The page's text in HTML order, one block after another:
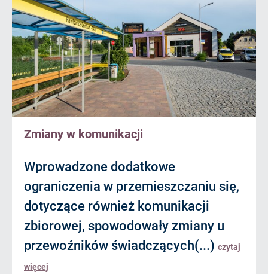
Zmiany w komunikacji
Wprowadzone dodatkowe
ograniczenia w przemieszczaniu się,
dotyczące również komunikacji
zbiorowej, spowodowały zmiany u
przewoźników świadczących(...) czytaj
więcej